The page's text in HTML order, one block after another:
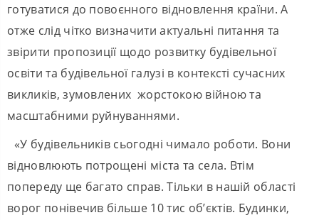
готуватися до повоєнного відновлення країни. А
отже слід чітко визначити актуальні питання та
звірити пропозиції щодо розвитку будівельної
освіти та будівельної галузі в контексті сучасних
викликів, зумовлених жорстокою війною та
масштабними руйнуваннями.
«У будівельників сьогодні чимало роботи. Вони
відновлюють потрощені міста та села. Втім
попереду ще багато справ. Тільки в нашій області
ворог понівечив більше 10 тис об’єктів. Будинки,